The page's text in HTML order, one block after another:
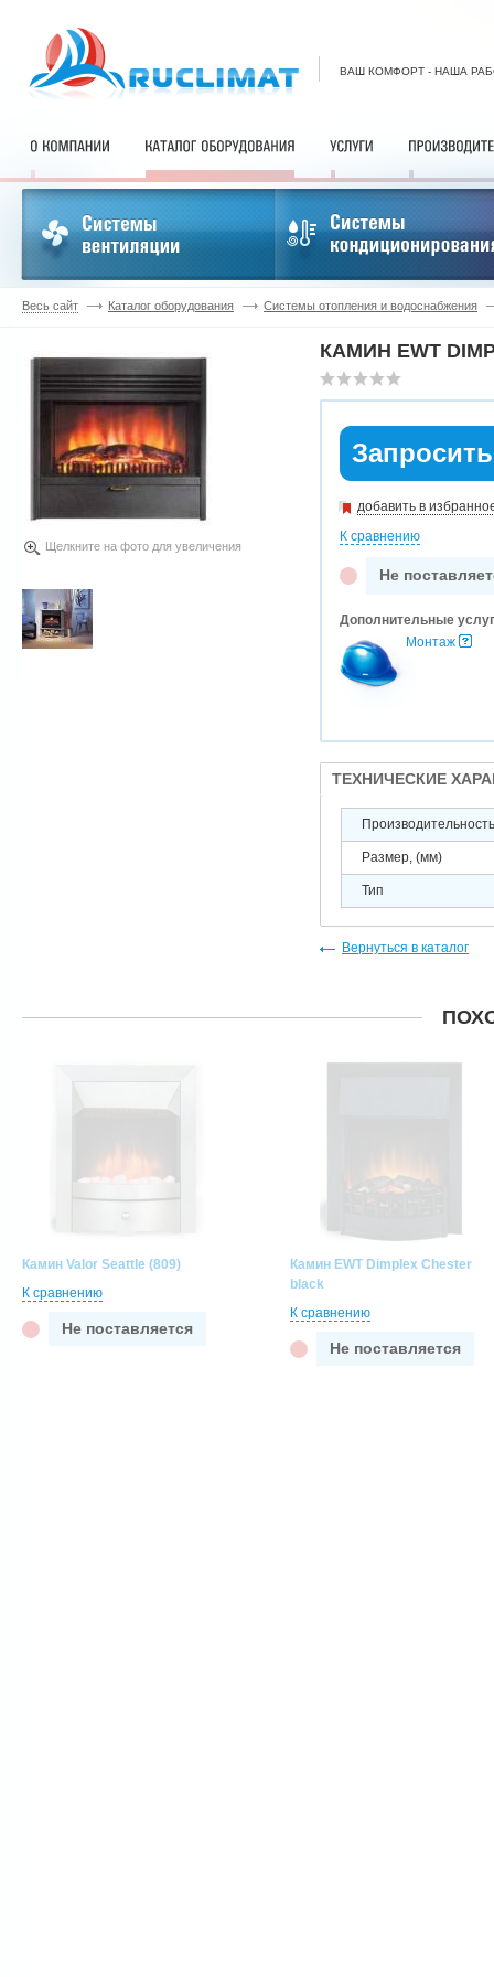
ВАШ КОМФОРТ - НАША
Весь сайт Каталог оборудования Системы отопления и водоснабжения
Щелкните на фото для увеличения
КАМИН EWT
добавить в
К сравнению
Не
Дополнительные
Монтаж
ТЕХНИЧЕСКИЕ
Размер, (мм)
Тип
Вернуться в каталог
Камин Valor Seattle (809)
К сравнению
Не поставляется
Камин EWT Dimplex Chester
black
К сравнению
Не поставляется